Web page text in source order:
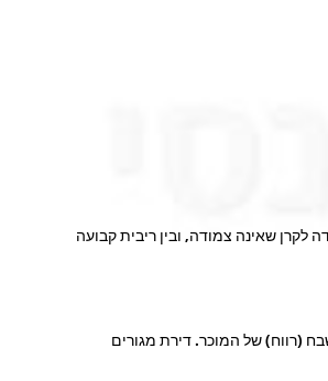
לקרן שאינה צמודה, ובין ריבית קבועה
(רווח) של המוכר. דירת מגורים